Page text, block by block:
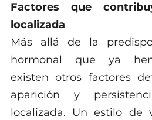
Factores que
localizada
Más allá de la
hormonal que ya
existen otros factores
aparición y
localizada. Un estilo de